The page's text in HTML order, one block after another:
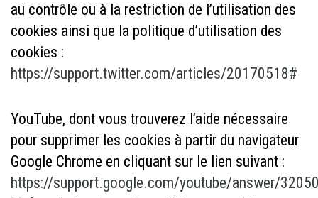
au contrôle ou à la restriction de l’utilisation des
cookies ainsi que la politique d’utilisation des
cookies :
https://support.twitter.com/articles/20170518#
YouTube, dont vous trouverez l’aide nécessaire
pour supprimer les cookies à partir du navigateur
Google Chrome en cliquant sur le lien suivant :
https://support.google.com/youtube/answer/